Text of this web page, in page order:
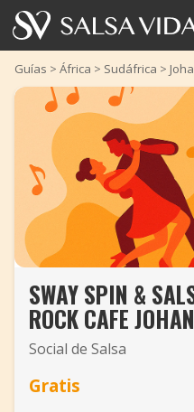
Inicio
Eventos
Noticias
Artículos
Videos
Glosario
TuneTempo
Guías > África > Sudáfrica >
SWAY SPIN &
ROCK CAFE
Social de Salsa
Gratis